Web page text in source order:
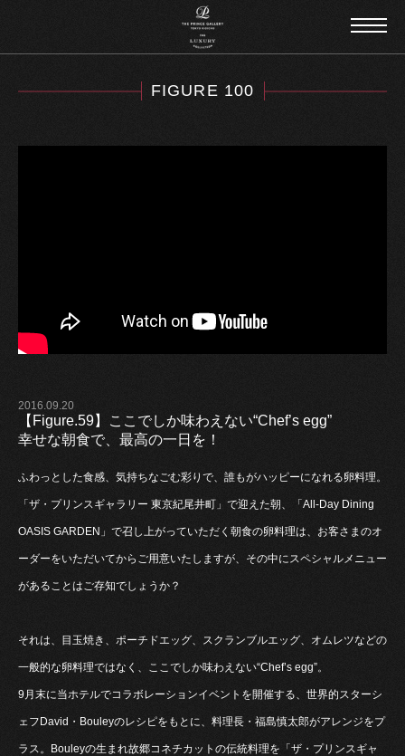
FIGURE 100
2016.09.20
【Figure.59】ここでしか味わえない“Chef’s egg”
幸せな朝食で、最高の一日を！
ふわっとした食感、気持ちなごむ彩りで、誰もがハッピーになれる卵料理。
「ザ・プリンスギャラリー 東京紀尾井町」で迎えた朝、「All-Day Dining
OASIS GARDEN」で召し上がっていただく朝食の卵料理は、お客さまのオ
ーダーをいただいてからご用意いたしますが、その中にスペシャルメニュー
があることはご存知でしょうか？
それは、目玉焼き、ポーチドエッグ、スクランブルエッグ、オムレツなどの
一般的な卵料理ではなく、ここでしか味わえない“Chef’s egg”。
9月末に当ホテルでコラボレーションイベントを開催する、世界的スターシ
ェフDavid・Bouleyのレシピをもとに、料理長・福島慎太郎がアレンジをプ
ラス。Bouleyの生まれ故郷コネチカットの伝統料理を「ザ・プリンスギャ